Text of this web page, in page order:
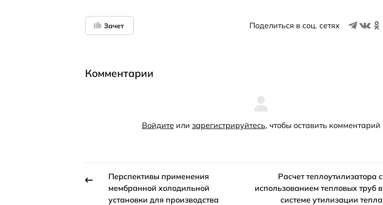
Зачет Поделиться в соц. сетях
Комментарии
Войдите или зарегистрируйтесь, чтобы оставить комментарий
Перспективы применения
мембранной холодильной
установки для производства
Расчет теплоутилизатора с
использованием тепловых труб в
системе утилизации тепла